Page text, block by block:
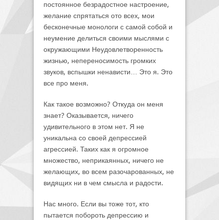
постоянное безрадостное настроение,
желание спрятаться ото всех, мои
бесконечные монологи с самой собой и
неумение делиться своими мыслями с
окружающими Неудовлетворенность
жизнью, непереносимость громких
звуков, вспышки ненависти… Это я. Это
все про меня.
Как такое возможно? Откуда он меня
знает? Оказывается, ничего
удивительного в этом нет. Я не
уникальна со своей депрессией
агрессией. Таких как я огромное
множество, неприкаянных, ничего не
желающих, во всем разочарованных, не
видящих ни в чем смысла и радости.
Нас много. Если вы тоже тот, кто
пытается побороть депрессию и